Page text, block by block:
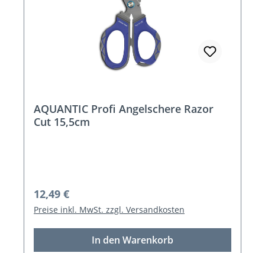
AQUANTIC Profi Angelschere Razor
Cut 15,5cm
Regulärer Preis:
12,49 €
Preise inkl. MwSt. zzgl. Versandkosten
In den Warenkorb